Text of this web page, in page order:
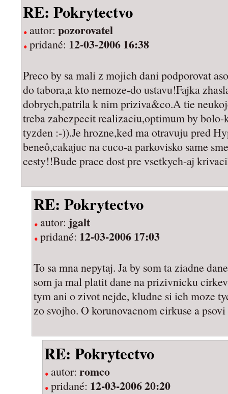
RE: Pokrytectvo
autor: pozorovatel
pridané: 12-03-2006 16:38
Preco by sa mali z mojich dani podporovat
do tabora,a kto nemoze-do ustavu!Fajka
dobrych,patrila k nim priziva&co.A tie
treba zabezpecit realizaciu,optimum by bolo-
tyzden :-)).Je hrozne,ked ma otravuju pred
beneô,cakajuc na cuco-a parkovisko same
cesty!!Bude prace dost pre vsetkych-aj
RE: Pokrytectvo
autor: jgalt
pridané: 12-03-2006 17:03
To sa mna nepytaj. Ja by som ta ziadne
som ja mal platit dane na prizivnicku
tym ani o zivot nejde, kludne si ich moze
zo svojho. O korunovacnom cirkuse a
RE: Pokrytectvo
autor: romco
pridané: 12-03-2006 20:20